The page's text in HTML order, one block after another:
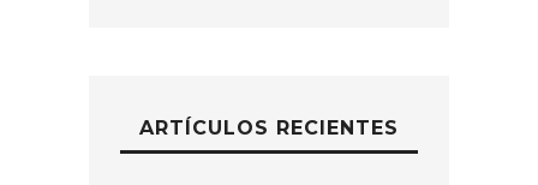
ARTÍCULOS RECIENTES